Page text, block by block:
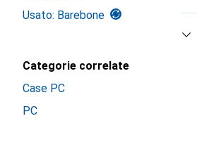
Usato: Barebone
Categorie correlate
Case PC
PC